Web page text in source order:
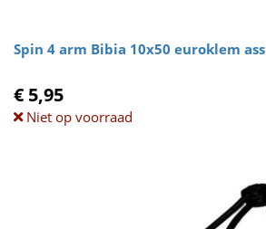
Spin 4 arm Bibia 10x50 euroklem ass
€ 5,95
Niet op voorraad